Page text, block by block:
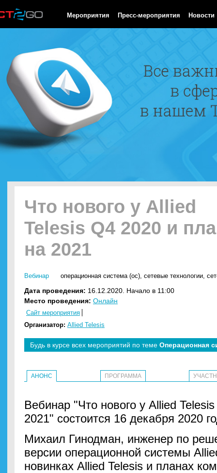
Мероприятия Пресс-мероприятия Новости
Что нового у Allied
Telesis Q4 2020 и
на 2021
Вебинар операционная система (ос), сетевые технологии,
Дата проведения: 16.12.2020. Начало в 11:00
Место проведения: Онлайн
Сайт мероприятия
Организатор: Allied Telesis
Будь в курсе всех мероприятий по теме Операционная
АНОНС ПРОГРАММА
Вебинар "Что нового у Allied
2021" состоится 16 декабря 2020
Михаил Гинодман, инженер по
версии операционной системы
новинках Allied Telesis и планах